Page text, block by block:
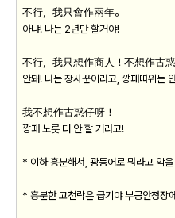
不行，我只會作兩年。
아냐! 나는 2년만 할거야!
不行，我只想作商人！不想作古惑
안돼! 나는 장사꾼이라고, 깡패따위는
我不想作古惑仔呀！
깡패 노릇 더 안 할 거라고!
* 이하 흥분해서, 광동어로 뭐라고 악
* 흥분한 고천락은 급기야 부공안청장